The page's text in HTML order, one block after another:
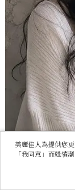
Photo/ 小紅書
夏季輕盈捲
美麗佳人為提供您
「我同意」而繼續